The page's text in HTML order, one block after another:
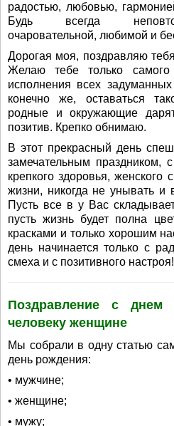
радостью, любовью,
Будь всегда
очаровательной, любимой и
Дорогая моя, поздравляю
Желаю тебе только самого
исполнения всех
конечно же, оставаться
родные и окружающие
позитив. Крепко обнимаю.
В этот прекрасный день
замечательным
крепкого здоровья, женского
жизни, никогда не унывать и
Пусть все в у Вас
пусть жизнь будет полна
красками и только хорошим
день начинается только с
смеха и с позитивного настроя!
Поздравление с днем
человеку женщине
Мы собрали в одну статью
день рождения:
• мужчине;
• женщине;
• мужу;